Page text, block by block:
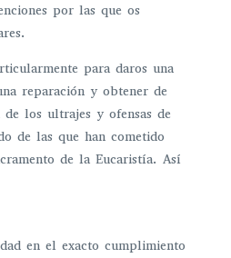
por las que os
para daros una
reparación y obtener de
los ultrajes y ofensas de
de las que han cometido
de la Eucaristía. Así
en el exacto cumplimiento